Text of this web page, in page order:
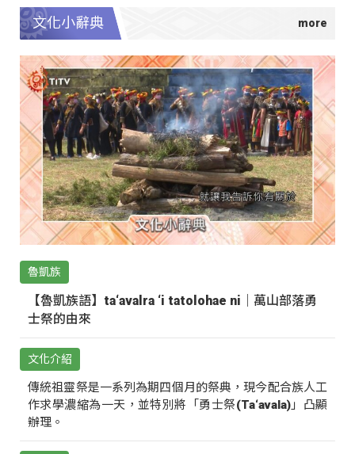
文化小辭典
魯凱族
【魯凱族語】ta‘avalra ‘i tatolohae ni｜萬山部落勇
士祭的由來
文化介紹
傳統祖靈祭是一系列為期四個月的祭典，現今配合族人工
作求學濃縮為一天，並特別將「勇士祭(Ta‘avala)」凸顯
辦理。